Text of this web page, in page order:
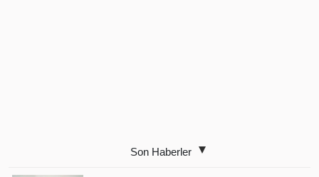
Son Haberler